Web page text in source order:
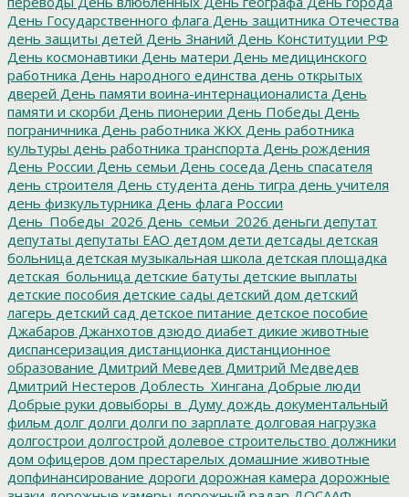
День Государственного флага День защитника Отечества
день защиты детей День Знаний День Конституции РФ
День космонавтики День матери День медицинского
работника День народного единства день открытых
дверей День памяти воина-интернационалиста День
памяти и скорби День пионерии День Победы День
пограничника День работника ЖКХ День работника
культуры день работника транспорта День рождения
День России День семьи День соседа День спасателя
день строителя День студента день тигра день учителя
день физкультурника День флага России
День_Победы_2026 День_семьи_2026 деньги депутат
депутаты депутаты ЕАО детдом дети детсады детская
больница детская музыкальная школа детская площадка
детская_больница детские батуты детские выплаты
детские пособия детские сады детский дом детский
лагерь детский сад детское питание детское пособие
Джабаров Джанхотов дзюдо диабет дикие животные
диспансеризация дистанционка дистанционное
образование Дмитрий Меведев Дмитрий Медведев
Дмитрий Нестеров Доблесть_Хингана Добрые люди
Добрые руки довыборы_в_Думу дождь документальный
фильм долг долги долги по зарплате долговая нагрузка
долгострои долгострой долевое строительство должники
дом офицеров дом престарелых домашние животные
допфинансирование дороги дорожная камера дорожные